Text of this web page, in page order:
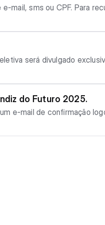
sms ou CPF. Para
sua senha diretamente
botão do Gmail
Recomendamos
do Futuro 2025.
mail de confirmação logo
inscrição, revise todos os
o vídeo de in